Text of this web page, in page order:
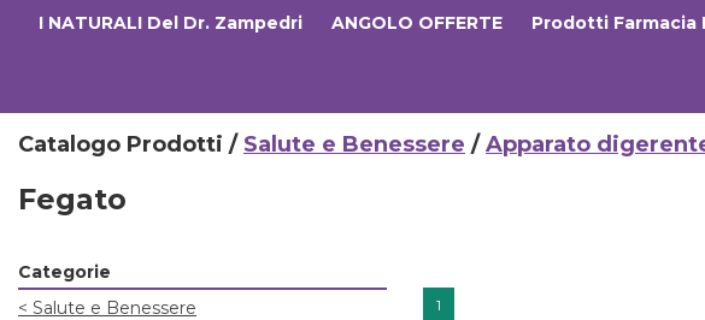
I NATURALI Del Dr. Zampedri ANGOLO OFFERTE Prodotti Farmacia
Catalogo Prodotti / Salute e Benessere /Apparato
Fegato
Categorie
< Salute e Benessere
1